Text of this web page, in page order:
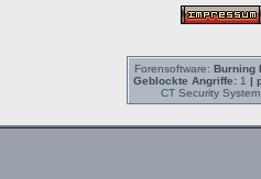
Forensoftware: Burning
Geblockte Angriffe:1 |
CT Security